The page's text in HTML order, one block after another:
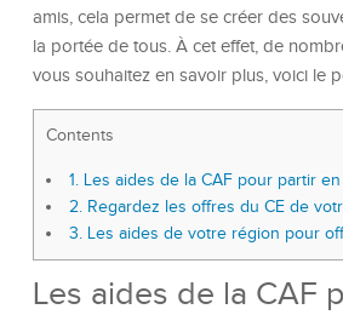
amis, cela permet de se créer des
la portée de tous. À cet effet, de
vous souhaitez en savoir plus, voici le
Contents
1. Les aides de la CAF pour partir
2. Regardez les offres du CE de
3. Les aides de votre région pour
Les aides de la CAF